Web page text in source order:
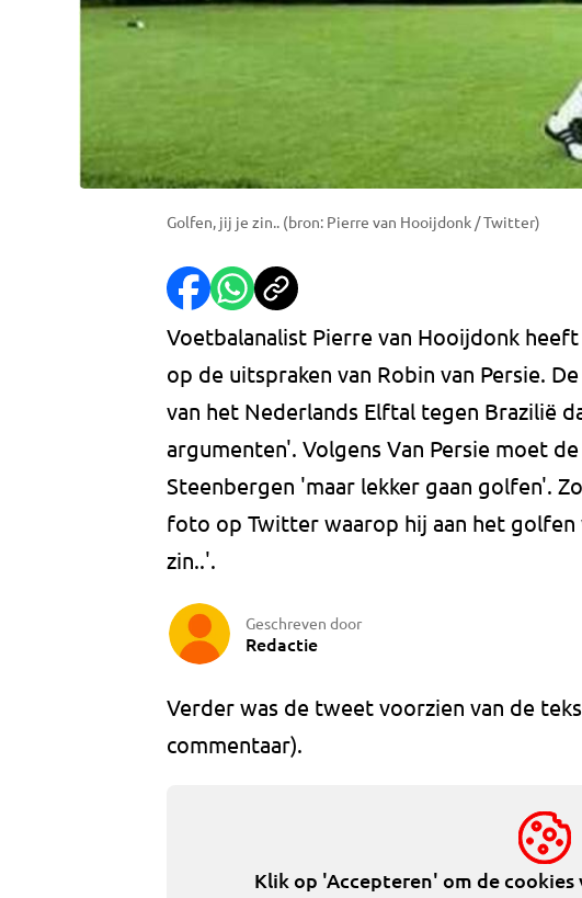
Golfen, jij je zin.. (bron: Pierre van Hooijdonk / Twitter)
Voetbalanalist Pierre van Hooijdonk
op de uitspraken van Robin van Persie.
van het Nederlands Elftal tegen Brazilië
argumenten'. Volgens Van Persie moet
Steenbergen 'maar lekker gaan golfen'.
foto op Twitter waarop hij aan het golfen
zin..'.
Geschreven door
Redactie
Verder was de tweet voorzien van de
commentaar).
Klik op 'Accepteren' om de cookies